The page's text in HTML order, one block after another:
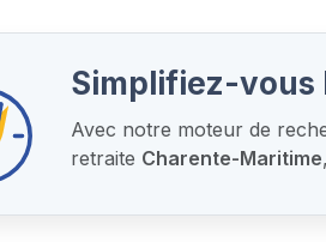
Simplifiez-vous
Avec notre moteur de
retraite Charente-Maritime